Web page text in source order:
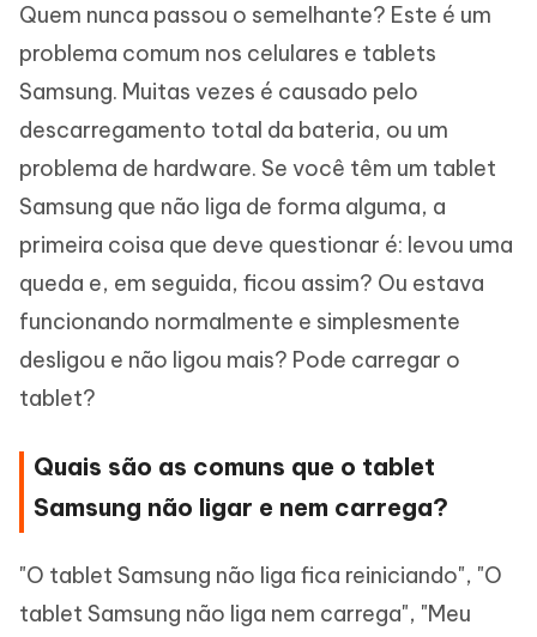
Quem nunca passou o semelhante? Este é um
problema comum nos celulares e tablets
Samsung. Muitas vezes é causado pelo
descarregamento total da bateria, ou um
problema de hardware. Se você têm um tablet
Samsung que não liga de forma alguma, a
primeira coisa que deve questionar é: levou uma
queda e, em seguida, ficou assim? Ou estava
funcionando normalmente e simplesmente
desligou e não ligou mais? Pode carregar o
tablet?
Quais são as comuns que o tablet
Samsung não ligar e nem carrega?
"O tablet Samsung não liga fica reiniciando", "O
tablet Samsung não liga nem carrega", "Meu